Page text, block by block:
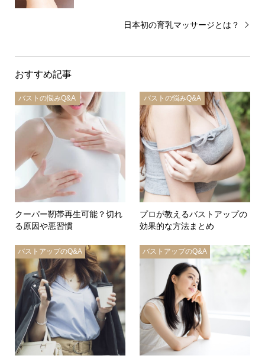
日本初の育乳マッサージとは？
おすすめ記事
バストの悩みQ&A
クーパー靭帯再生可能？切れ
る原因や悪習慣
バストの悩みQ&A
プロが教えるバストアップの
効果的な方法まとめ
バストアップのQ&A バストアップのQ&A